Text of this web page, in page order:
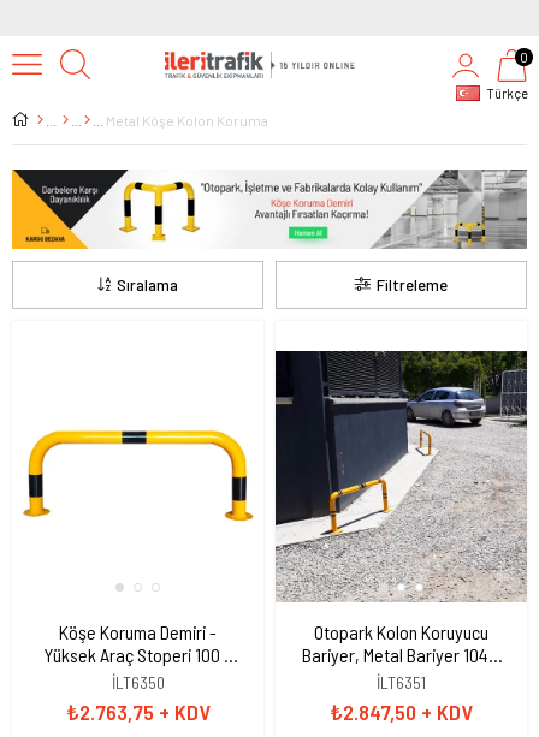
Türkçe
0
Metal Köşe Kolon Koruma
Filtreleme
Sıralama
Köşe Koruma Demiri -
Yüksek Araç Stoperi 100 x
45cm
İLT6350
₺2.763,75 + KDV
Otopark Kolon Koruyucu
Bariyer, Metal Bariyer 104 x
46 cm
İLT6351
₺2.847,50 + KDV